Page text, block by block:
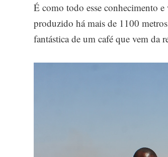
É como todo esse conhecimento
produzido há mais de 1100
fantástica de um café que vem da